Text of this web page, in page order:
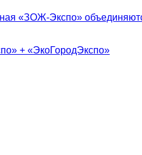
«ЗОЖ-Экспо»
+ «ЭкоГородЭкспо»